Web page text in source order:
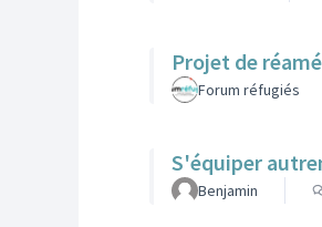
Projet de
Forum réfugiés
S'équiper
Benjamin